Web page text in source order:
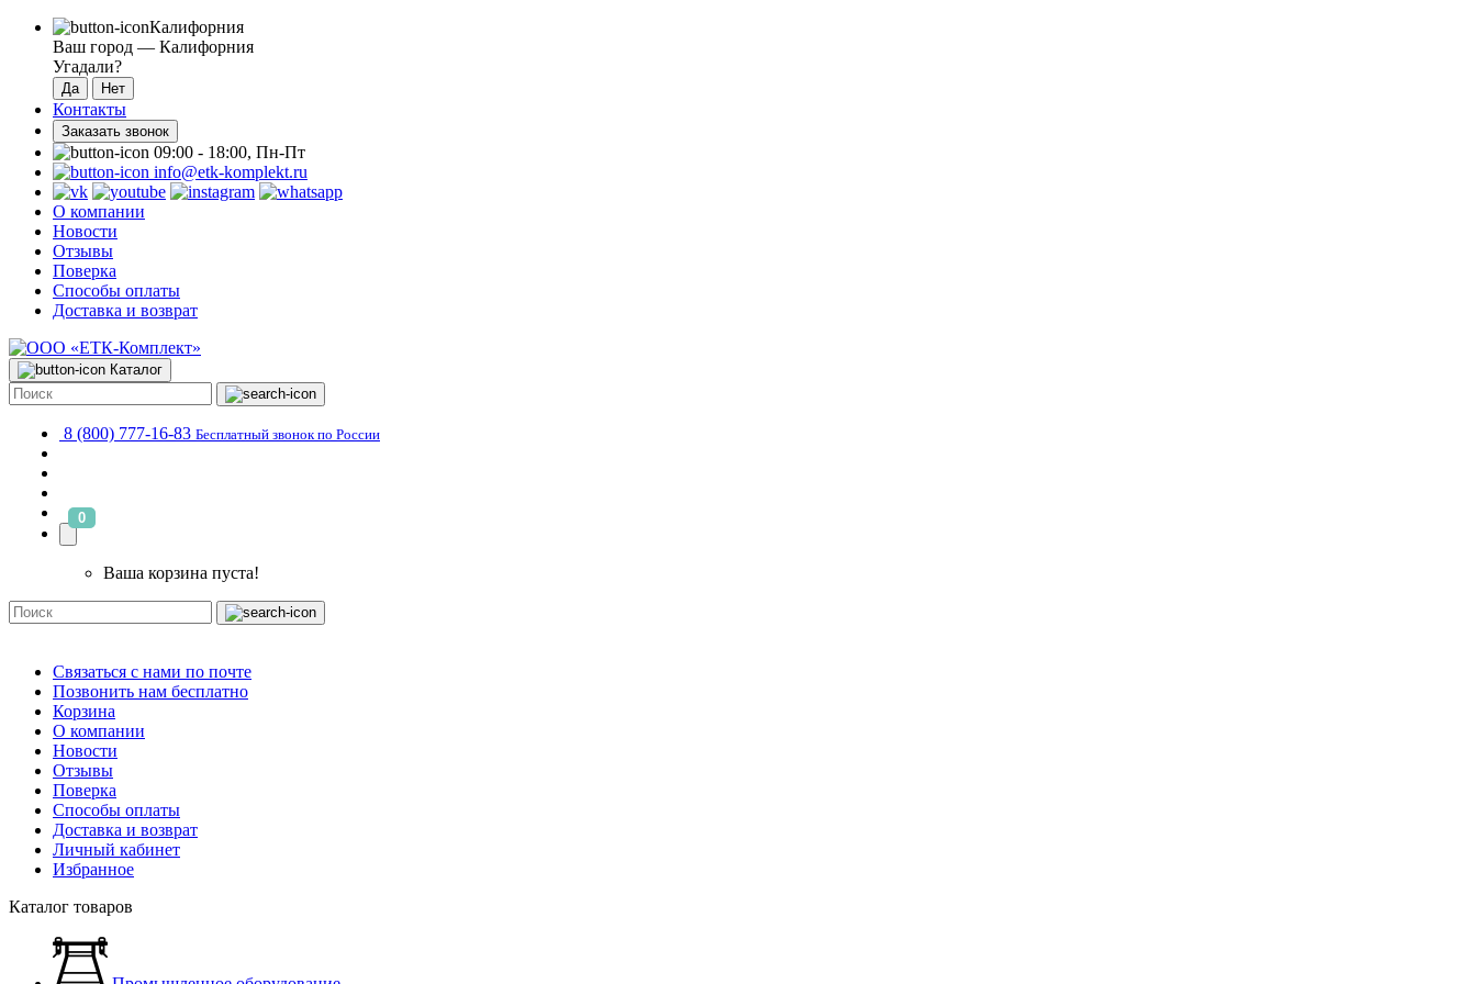
Калифорния
Ваш город — Калифорния
Угадали?
Контакты
Заказать звонок
09:00 - 18:00, Пн-Пт
info@etk-komplekt.ru
О компании
Новости
Отзывы
Поверка
Способы оплаты
Доставка и возврат
Каталог
8 (800) 777-16-83 Бесплатный звонок по России
0
Ваша корзина пуста!
Связаться с нами по почте
Позвонить нам бесплатно
Корзина
О компании
Новости
Отзывы
Поверка
Способы оплаты
Доставка и возврат
Личный кабинет
Избранное
Каталог товаров